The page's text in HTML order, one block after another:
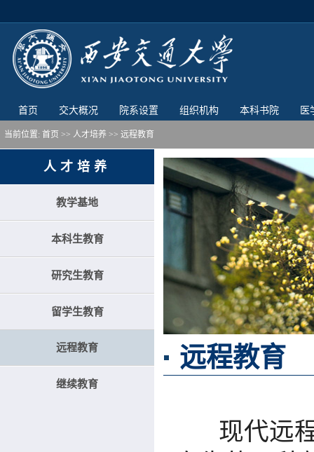
首页 交大概况 院系设置 组织机构 本科书院 医
当前位置: 首页 >> 人才培养 >> 远程教育
人才培养
教学基地
本科生教育
研究生教育
留学生教育
远程教育
继续教育
远程教育
现代远程